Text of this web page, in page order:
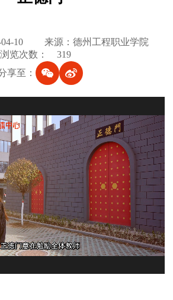
10
来源：德州工程职业学院
浏览次数：
319
享至：